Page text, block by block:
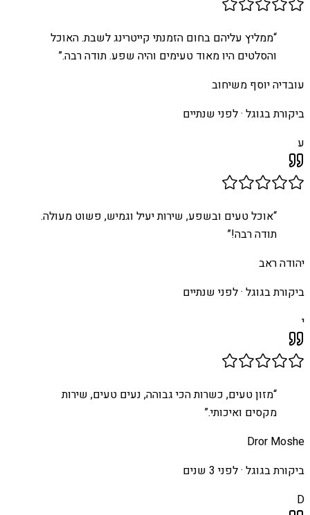
“ממליץ עליהם בחום הזמנתי קייטרינג לשבת. האוכל
והסלטים היו מאוד טעימים והיה שפע. תודה רבה.”
עובדיה יוסף משיחוב
ביקורת בגוגל ·לפני שנתיים
ע
“אוכל טעים ובשפע, שירות יעיל וגמיש, פשוט מעולה.
תודה רבה!”
יהודה ראב
ביקורת בגוגל ·לפני שנתיים
י
“מזון טעים, כשרות הכי גבוהה, נעים טעים, שירות
מקסים ואיכותי.”
Dror Moshe
ביקורת בגוגל ·לפני 3 שנים
D